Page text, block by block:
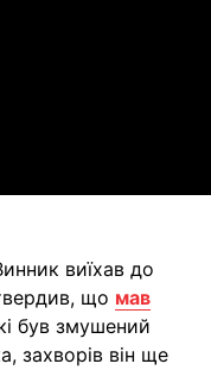
виїхав до
що мав
був змушений
захворів він ще